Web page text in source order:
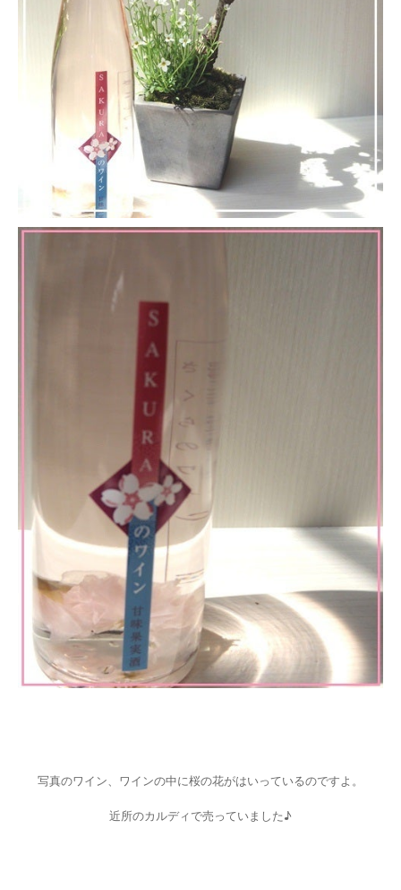
写真のワイン、ワインの中に桜の花がはいっているのですよ。
近所のカルディで売っていました♪